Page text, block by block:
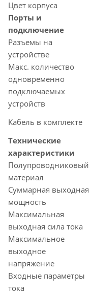
Цвет корпуса
Порты и
подключение
Разъемы на
устройстве
Макс. количество
одновременно
подключаемых
устройств
Кабель в комплекте
Технические
характеристики
Полупроводниковый
материал
Суммарная выходная
мощность
Максимальная
выходная сила тока
Максимальное
выходное
напряжение
Входные параметры
тока